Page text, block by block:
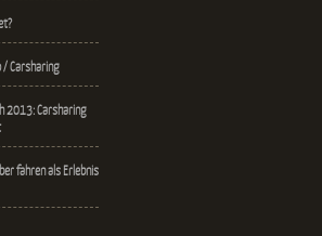
/ Carsharing
2013: Carsharing
fahren als Erlebnis